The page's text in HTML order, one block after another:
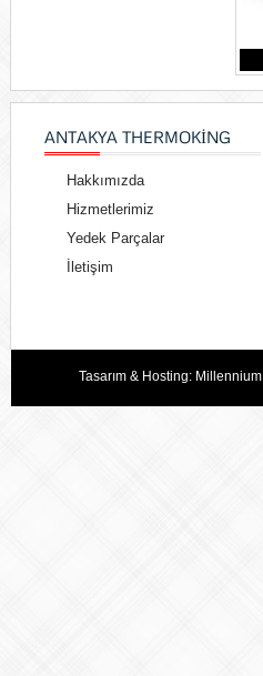
ANTAKYA THERMOKING
Hakkımızda
Hizmetlerimiz
Yedek Parçalar
İletişim
Tasarım & Hosting: